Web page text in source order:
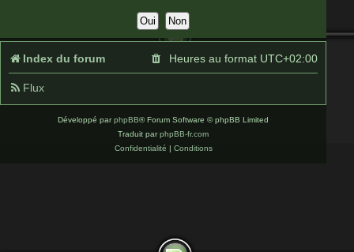
Index du forum Heures au format UTC+02:00
Flux
Développé parphpBB® Forum Software © phpBB Limited
Traduit parphpBB-fr.com
Confidentialité | Conditions